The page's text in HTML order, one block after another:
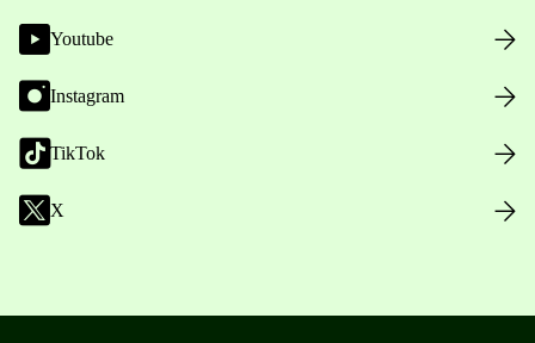
Youtube
Instagram
TikTok
X